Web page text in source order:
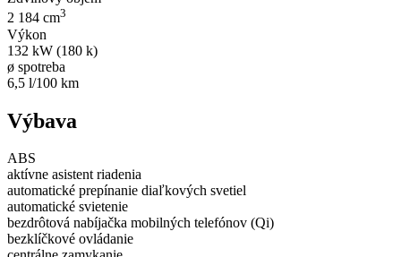
2 184 cm3
Výkon
132 kW (180 k)
ø spotreba
6,5 l/100 km
Výbava
ABS
aktívne asistent riadenia
automatické prepínanie diaľkových svetiel
automatické svietenie
bezdrôtová nabíjačka mobilných telefónov (Qi)
bezklíčkové ovládanie